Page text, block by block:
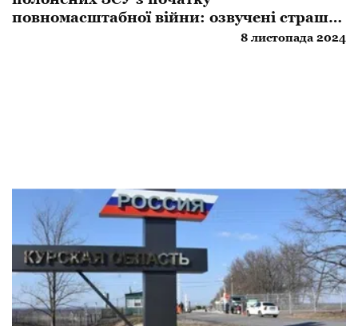
повномасштабної війни: озвучені страшні
8 листопада 2024